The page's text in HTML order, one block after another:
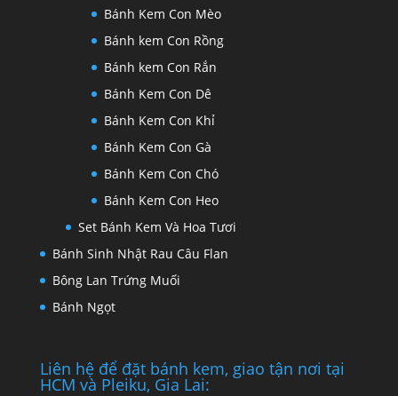
Bánh Kem Con Mèo
Bánh kem Con Rồng
Bánh kem Con Rắn
Bánh Kem Con Dê
Bánh Kem Con Khỉ
Bánh Kem Con Gà
Bánh Kem Con Chó
Bánh Kem Con Heo
Set Bánh Kem Và Hoa Tươi
Bánh Sinh Nhật Rau Câu Flan
Bông Lan Trứng Muối
Bánh Ngọt
Liên hệ để đặt bánh kem, giao tận nơi tại
HCM và Pleiku, Gia Lai: